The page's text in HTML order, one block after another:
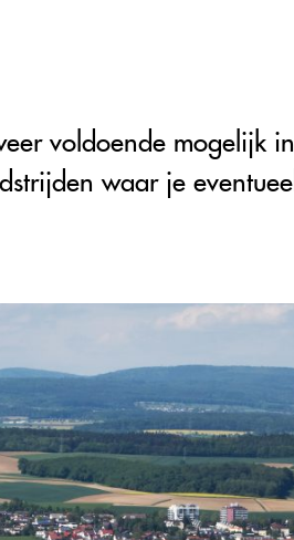
voldoende mogelijk in
waar je eventueel